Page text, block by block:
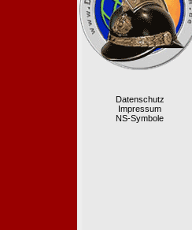
Datenschutz
Impressum
NS-Symbole